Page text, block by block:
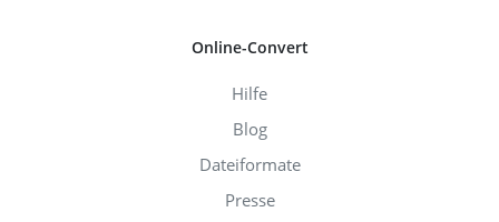
Online-Convert
Hilfe
Blog
Dateiformate
Presse